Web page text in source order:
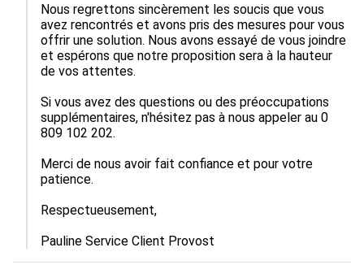
Nous regrettons sincèrement les soucis que vous
avez rencontrés et avons pris des mesures pour vous
offrir une solution. Nous avons essayé de vous joindre
et espérons que notre proposition sera à la hauteur
de vos attentes.
Si vous avez des questions ou des préoccupations
supplémentaires, n'hésitez pas à nous appeler au 0
809 102 202.
Merci de nous avoir fait confiance et pour votre
patience.
Respectueusement,
Pauline Service Client Provost